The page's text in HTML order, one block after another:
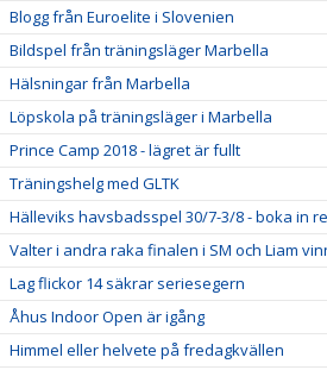
Blogg från Euroelite i Slovenien
Bildspel från träningsläger Marbella
Hälsningar från Marbella
Löpskola på träningsläger i Marbella
Prince Camp 2018 - lägret är fullt
Träningshelg med GLTK
Hälleviks havsbadsspel 30/7-3/8 - boka in
Valter i andra raka finalen i SM och Liam
Lag flickor 14 säkrar seriesegern
Åhus Indoor Open är igång
Himmel eller helvete på fredagkvällen